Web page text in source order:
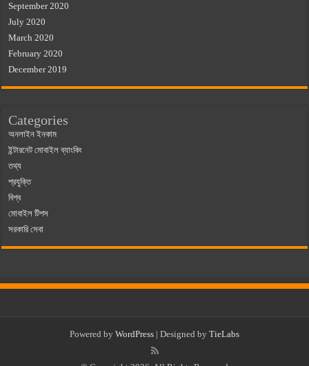
September 2020
July 2020
March 2020
February 2020
December 2019
Categories
অনলাইন ইনকাম
ইন্টারনেট মোবাইল ব্যাংকিং
তথ্য
প্রযুক্তি
বিশ্ব
মোবাইল টিপস
সরকারি সেবা
Powered by WordPress | Designed by TieLabs